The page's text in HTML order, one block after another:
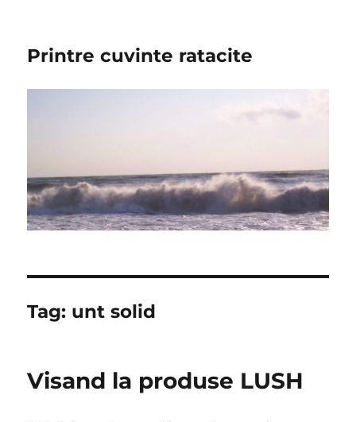
Printre cuvinte ratacite
Tag: unt solid
Visand la produse LUSH